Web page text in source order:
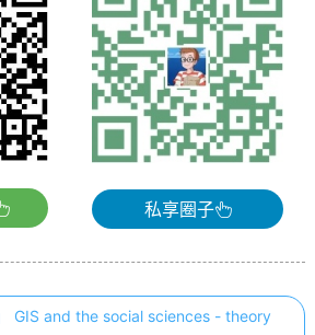
私享圈子
」 GIS and the social sciences - theory